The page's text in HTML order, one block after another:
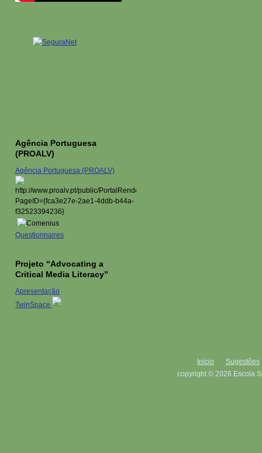
Agência Portuguesa
(PROALV)
Agência Portuguesa (PROALV)
.
Questionnaires
Projeto “Advocating a
Critical Media Literacy”
Apresentação
TwinSpace
Início
Sugestões
copyright © 2026 Escola